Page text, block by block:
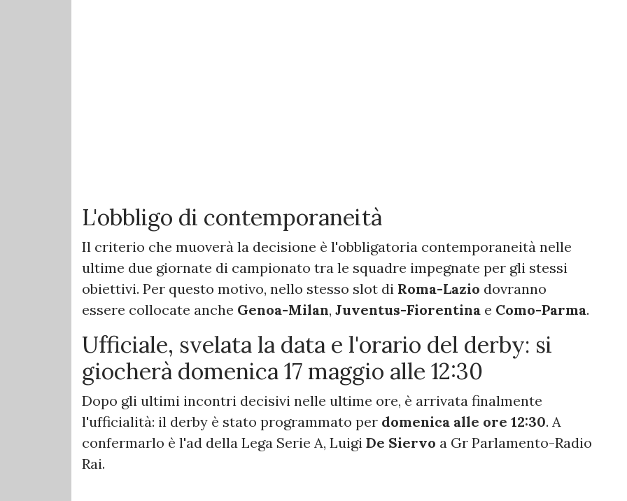
L'obbligo di contemporaneità
Il criterio che muoverà la decisione è l'obbligatoria contemporaneità nelle
ultime due giornate di campionato tra le squadre impegnate per gli stessi
obiettivi. Per questo motivo, nello stesso slot di Roma-Lazio dovranno
essere collocate anche Genoa-Milan, Juventus-Fiorentina e Como-Parma.
Ufficiale, svelata la data e l'orario del derby: si
giocherà domenica 17 maggio alle 12:30
Dopo gli ultimi incontri decisivi nelle ultime ore, è arrivata finalmente
l'ufficialità: il derby è stato programmato per domenica alle ore 12:30. A
confermarlo è l'ad della Lega Serie A, Luigi De Siervo a Gr Parlamento-Radio
Rai.